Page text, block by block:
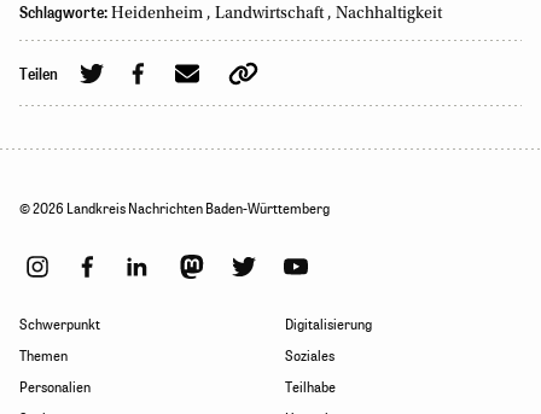
Schlagworte: Heidenheim , Landwirtschaft , Nachhaltigkeit
Teilen
Schwerpunkt
Themen
Personalien
Digitalisierung
Soziales
Teilhabe
© 2026 Landkreis Nachrichten Baden-Württemberg